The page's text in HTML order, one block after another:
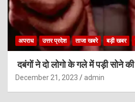
अपराध उत्तर प्रदेश ताजा खबरे बड़ी खबर
दबंगों ने दो लोगो के गले में पड़ी सोने
December 21, 2023 admin